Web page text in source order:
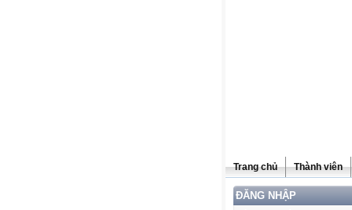
Trang chủ Thành viên
ĐĂNG NHẬP